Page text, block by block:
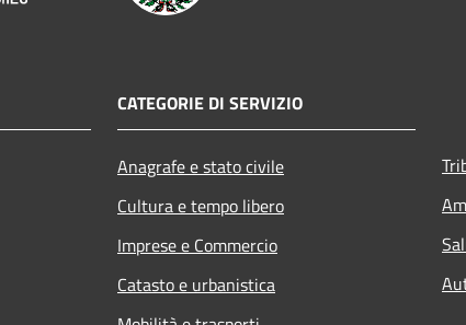
CATEGORIE DI SERVIZIO
Anagrafe e stato civile
Cultura e tempo libero
Imprese e Commercio
Catasto e urbanistica